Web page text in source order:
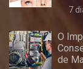
7
O
de